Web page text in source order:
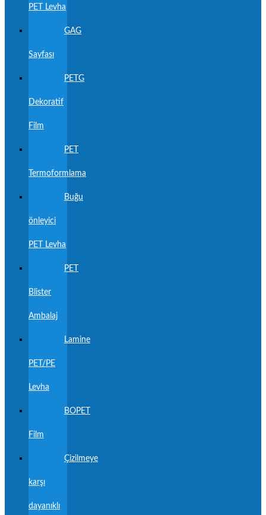
PET Levha
GAG
Sayfası
PETG
Dekoratif
Film
PET
Termoformlama
Buğu
önleyici
PET Levha
PET
Blister
Ambalaj
Lamine
PET/PE
Levha
BOPET
Film
Çizilmeye
karşı
dayanıklı